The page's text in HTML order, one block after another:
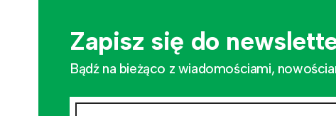
Zapisz się do
Bądź na bieżąco z wiadomościami,